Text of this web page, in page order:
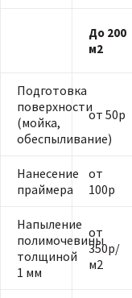
До 200
м2
Подготовка
поверхности
(мойка,
обеспыливание)
от 50р
Нанесение
праймера
от
100р
Напыление
полимочевины
толщиной
1 мм
от
350р/
м2